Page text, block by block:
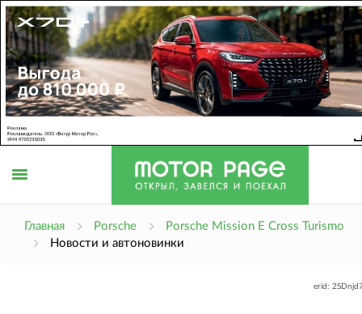
Главная Porsche
Porsche Mission E Cross Turismo
Новости и автоновинки
erid: